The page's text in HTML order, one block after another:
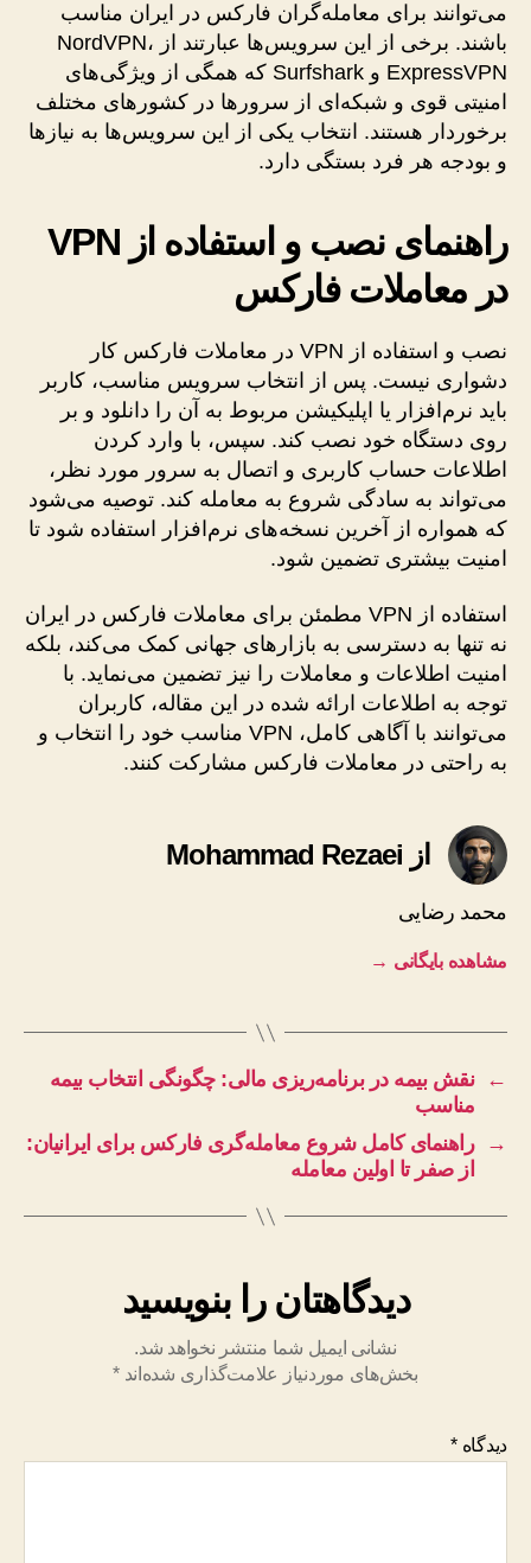
می‌توانند برای معامله‌گران فارکس در ایران مناسب
باشند. برخی از این سرویس‌ها عبارتند از NordVPN،
ExpressVPN و Surfshark که همگی از ویژگی‌های
امنیتی قوی و شبکه‌ای از سرورها در کشورهای مختلف
برخوردار هستند. انتخاب یکی از این سرویس‌ها به نیازها
و بودجه هر فرد بستگی دارد.
راهنمای نصب و استفاده از VPN
در معاملات فارکس
نصب و استفاده از VPN در معاملات فارکس کار
دشواری نیست. پس از انتخاب سرویس مناسب، کاربر
باید نرم‌افزار یا اپلیکیشن مربوط به آن را دانلود و بر
روی دستگاه خود نصب کند. سپس، با وارد کردن
اطلاعات حساب کاربری و اتصال به سرور مورد نظر،
می‌تواند به سادگی شروع به معامله کند. توصیه می‌شود
که همواره از آخرین نسخه‌های نرم‌افزار استفاده شود تا
امنیت بیشتری تضمین شود.
استفاده از VPN مطمئن برای معاملات فارکس در ایران
نه تنها به دسترسی به بازارهای جهانی کمک می‌کند، بلکه
امنیت اطلاعات و معاملات را نیز تضمین می‌نماید. با
توجه به اطلاعات ارائه شده در این مقاله، کاربران
می‌توانند با آگاهی کامل، VPN مناسب خود را انتخاب و
به راحتی در معاملات فارکس مشارکت کنند.
از Mohammad Rezaei
محمد رضایی
مشاهده بایگانی →
←
نقش بیمه در برنامه‌ریزی مالی: چگونگی انتخاب بیمه
مناسب
→
راهنمای کامل شروع معامله‌گری فارکس برای ایرانیان:
از صفر تا اولین معامله
دیدگاهتان را بنویسید
نشانی ایمیل شما منتشر نخواهد شد.
بخش‌های موردنیاز علامت‌گذاری شده‌اند*
دیدگاه*